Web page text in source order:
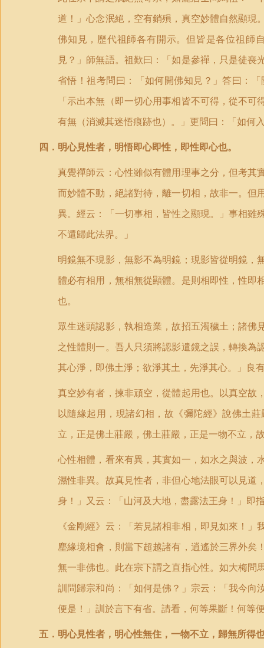
道！」心念泯絕，空有銷殞，真空妙體自然顯
佛知見，歷代祖師各有開示。但皆是各位祖師
見？」師無語。祖歎曰：「如是參禪，只是徒
省悟！祖考問曰：「如何開佛知見？」答曰：
「示出本無（即一切心用事相皆不可得，從不
有無（消滅其迷悟痕跡也）。」更問曰：「如何
四．明心見性者，明悟即心即性，即性即心也。
真覺禪師云：心性雖似有體用理事之分，但考
而妙體不動，絕諸對待，離一切相，故非一。
異。經云：「一切事相，皆性之顯現。」事相
不還歸此法界。」
明鏡無不現影，無影不為明鏡；現影皆從明鏡
體必有相用，無相無從顯體。是則相即性，性
也。
眾生迷頭認影，執相造業，故招五濁穢土；諸
之性體則一。吾人只須將認影遣鏡之誤，轉換
其心淨，即佛土淨；欲淨其土，先淨其心。」良
真空妙有者，揀非頑空，從體起用也。以真空
以隨緣起用，現諸幻相，故《彌陀經》說佛土
立，正是佛土莊嚴，佛土莊嚴，正是一物不立，
心性相體，看來有異，其實如一，如水之與波
濕性非異。故真見性者，非但心地法眼可以見
身！」又云：「山河及大地，盡露法王身！」即
《金剛經》云：「若見諸相非相，即見如來！
塵緣境相會，則當下超越諸有，逍遙於三界外
無一非佛也。此在宗下謂之直指心性。如大梅
訓問歸宗和尚：「如何是佛？」宗云：「我今
便是！」訓於言下有省。請看，何等果斷！何等
五．明心見性者，明心性無住，一物不立，歸無所得